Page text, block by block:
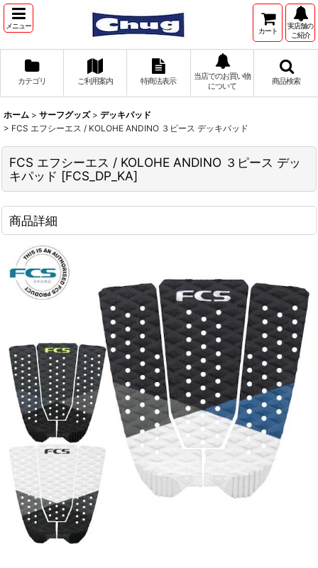
メニュー
カート
実店舗の
ご紹介
カテゴリ ご利用案内 特商法表示
当店でのお買い物
について
商品検索
ホーム > サーフグッズ > デッキパッド
> FCS エフシーエス / KOLOHE ANDINO ３ピース デッキパッド
FCS エフシーエス / KOLOHE ANDINO ３ピース デッ
キパッド [FCS_DP_KA]
商品詳細